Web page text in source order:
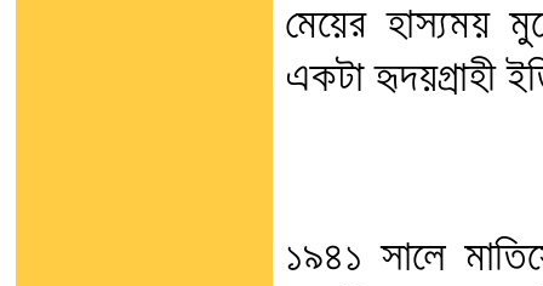
মেয়ের হাস্যময়
একটা হৃদয়গ্রাহী
১৯৪১ সালে